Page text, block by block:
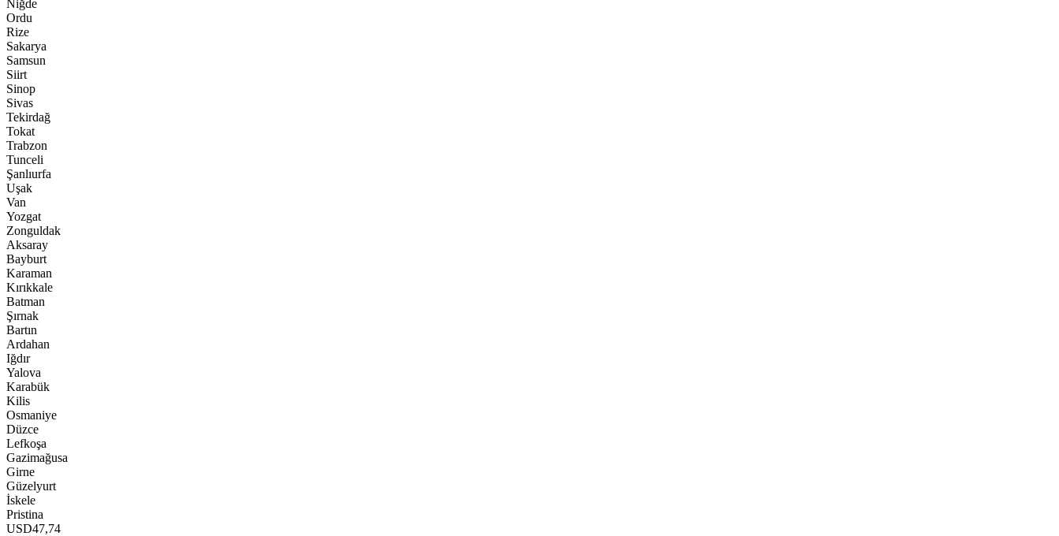
Niğde
Ordu
Rize
Sakarya
Samsun
Siirt
Sinop
Sivas
Tekirdağ
Tokat
Trabzon
Tunceli
Şanlıurfa
Uşak
Van
Yozgat
Zonguldak
Aksaray
Bayburt
Karaman
Kırıkkale
Batman
Şırnak
Bartın
Ardahan
Iğdır
Yalova
Karabük
Kilis
Osmaniye
Düzce
Lefkoşa
Gazimağusa
Girne
Güzelyurt
İskele
Pristina
USD47,74